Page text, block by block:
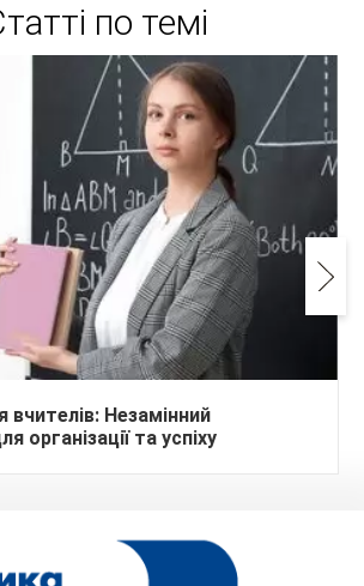
по темі
вчителів: Незамінний
організації та успіху